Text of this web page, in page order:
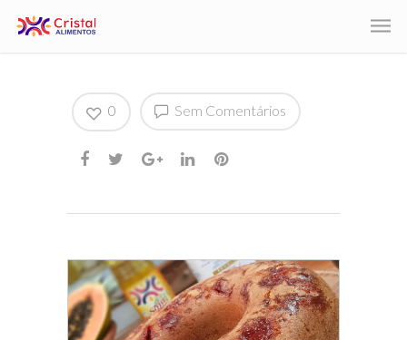
Sem Comentários
0